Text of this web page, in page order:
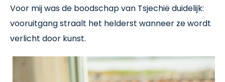
Voor mij was de boodschap van Tsjechië duidelijk:
vooruitgang straalt het helderst wanneer ze wordt
verlicht door kunst.